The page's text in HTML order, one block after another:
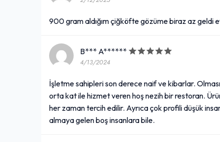
cl.)
50,00₺
(33 cl.)
Komagene Şuşi (Eti Crax -
Chili Lime''lı) Menü
900 gram aldığım çiğköfte gözüme biraz az geldi
B*** A******
4/13/2024
İşletme sahipleri son derece naif ve kibarlar.
orta kat ile hizmet veren hoş nezih bir restoran.
her zaman tercih edilir. Ayrıca çok profili düşük
almaya gelen boş insanlara bile.